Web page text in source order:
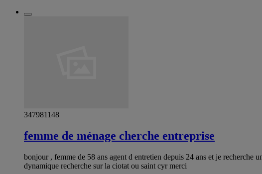
347981148
femme de ménage cherche entreprise
bonjour , femme de 58 ans agent d entretien depuis 24 ans et je recherche
dynamique recherche sur la ciotat ou saint cyr merci